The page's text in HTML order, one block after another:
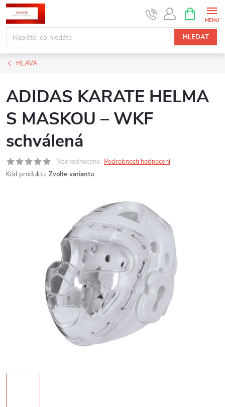
Přejít
na
obsah
HLEDAT
NÁKUPNÍ
KOŠÍK
HLAVA
ADIDAS KARATE HELMA
S MASKOU – WKF
schválená
Neohodnoceno Podrobnosti hodnocení
Kód produktu: Zvolte variantu